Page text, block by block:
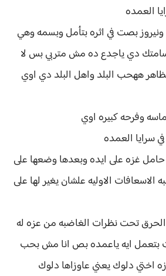
العمده
بصت في اثره بتأمل وبسمه وهي
دي ياجدع ده مش متربي بس لا
ههحب البلد واهل البلد دي اوي
وفرحه كبيره اوي
سرايا العمده
غزه على ايده وبعدها وضعها على
الاوليه علشان يغير لها على
الحرق تحت نظرات الغاضبه من عزه له
بتعمل ايه ياعمده بص انا مش بحب
اختي دلوك يعني عاوزاها دلوك